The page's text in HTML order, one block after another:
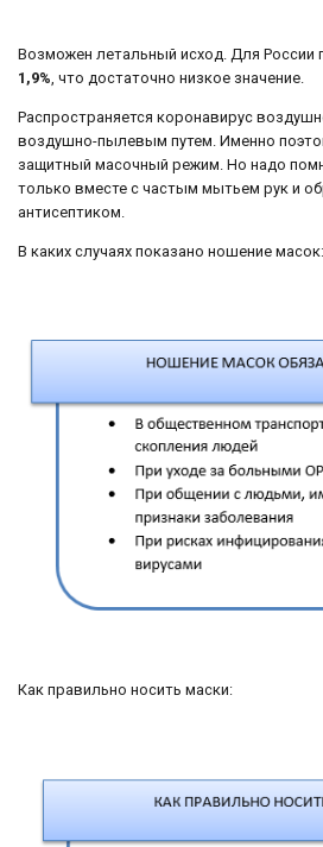
Возможен летальный исход. Для России
1,9%, что достаточно низкое значение.
Распространяется коронавирус
воздушно-пылевым путем. Именно
защитный масочный режим. Но надо
только вместе с частым мытьем рук и
антисептиком.
В каких случаях показано ношение масок:
Как правильно носить маски: